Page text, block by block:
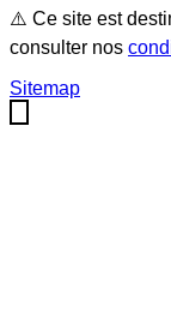
⚠️ Ce site est
consulter nos
Sitemap